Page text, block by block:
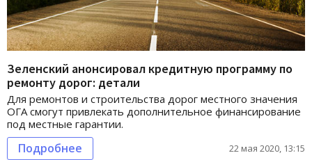
Зеленский анонсировал кредитную программу по
ремонту дорог: детали
Для ремонтов и строительства дорог местного значения
ОГА смогут привлекать дополнительное финансирование
под местные гарантии.
Подробнее 22 мая 2020, 13:15